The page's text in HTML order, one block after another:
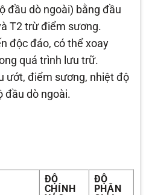
đầu dò ngoài) bằng đầu
T2 trừ điểm sương.
độc đáo, có thể xoay
quá trình lưu trữ.
ướt, điểm sương, nhiệt độ
đầu dò ngoài.
ĐỘ
CHÍNH
ĐỘ
PHÂN